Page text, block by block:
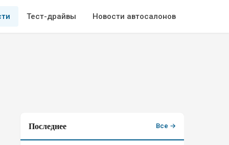
Тест-драйвы Новости автосалонов
Последнее Все →